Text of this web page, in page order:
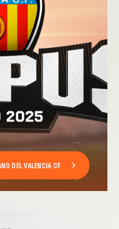
DEL VALENCIA CF